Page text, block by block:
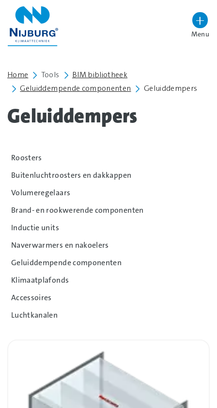
overslaan
Hoog contrast wisselenMenu
Home Tools
BIM bibliotheek
Geluiddempende componenten
Geluiddempers
Geluiddempers
Roosters
Buitenluchtroosters en dakkappen
Volumeregelaars
Brand- en rookwerende componenten
Inductie units
Naverwarmers en nakoelers
Geluiddempende componenten
Klimaatplafonds
Accessoires
Luchtkanalen